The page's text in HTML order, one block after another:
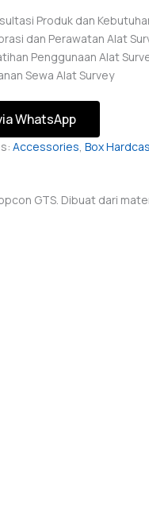
Produk dan
dan Perawatan Alat
Penggunaan Alat
Sewa Alat Survey
WhatsApp
Accessories Box
GTS. Dibuat dari